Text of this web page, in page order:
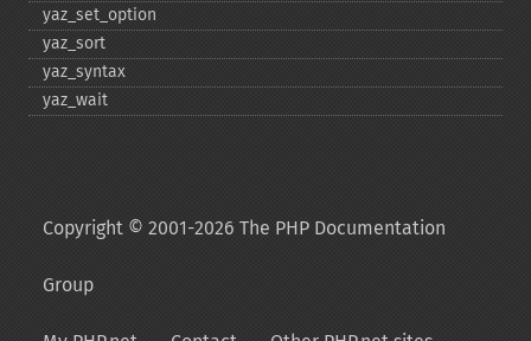
yaz_​set_​option
yaz_​sort
yaz_​syntax
yaz_​wait
Copyright © 2001-2026 The PHP Documentation
Group